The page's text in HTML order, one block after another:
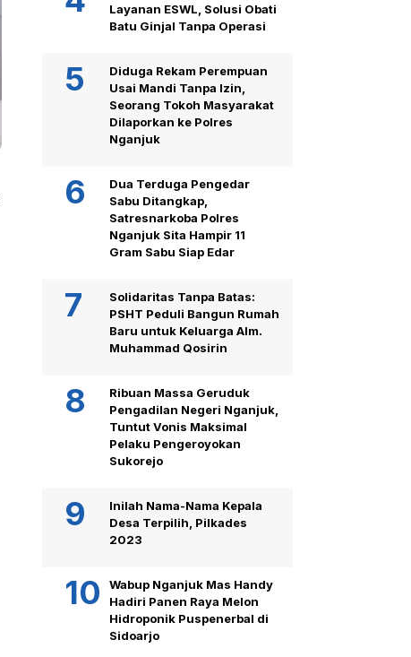
Layanan ESWL, Solusi Obati
Batu Ginjal Tanpa Operasi
Diduga Rekam Perempuan
Usai Mandi Tanpa Izin,
Seorang Tokoh Masyarakat
Dilaporkan ke Polres
Nganjuk
Dua Terduga Pengedar
Sabu Ditangkap,
Satresnarkoba Polres
Nganjuk Sita Hampir 11
Gram Sabu Siap Edar
Solidaritas Tanpa Batas:
PSHT Peduli Bangun Rumah
Baru untuk Keluarga Alm.
Muhammad Qosirin
Ribuan Massa Geruduk
Pengadilan Negeri Nganjuk,
Tuntut Vonis Maksimal
Pelaku Pengeroyokan
Sukorejo
Inilah Nama-Nama Kepala
Desa Terpilih, Pilkades
2023
Wabup Nganjuk Mas Handy
Hadiri Panen Raya Melon
Hidroponik Puspenerbal di
Sidoarjo